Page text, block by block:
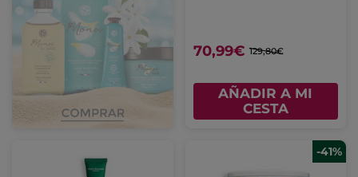
70,99€ 129,80€
AÑADIR A MI
CESTA
-41%